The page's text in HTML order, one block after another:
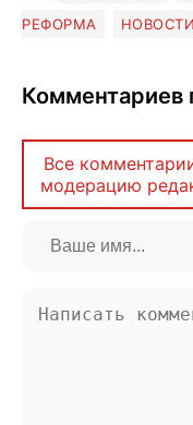
РЕФОРМА
НОВОСТИ
Комментариев
Все
модерацию